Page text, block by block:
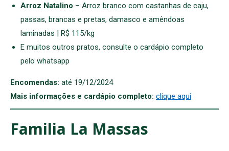
Arroz Natalino – Arroz branco com castanhas de caju,
passas, brancas e pretas, damasco e amêndoas
laminadas | R$ 115/kg
E muitos outros pratos, consulte o cardápio completo
pelo whatsapp
Encomendas: até 19/12/2024
Mais informações e cardápio completo: clique aqui
Familia La Massas